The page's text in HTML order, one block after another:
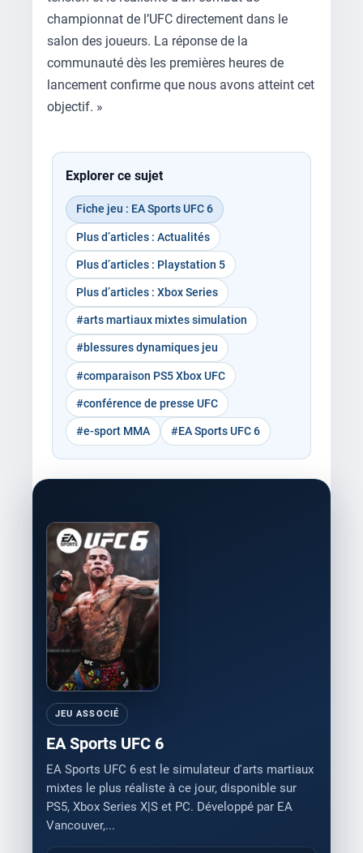
championnat de l’UFC directement dans le
salon des joueurs. La réponse de la
communauté dès les premières heures de
lancement confirme que nous avons atteint cet
objectif. »
Explorer ce sujet
Fiche jeu : EA Sports UFC 6
Plus d’articles : Actualités
Plus d’articles : Playstation 5
Plus d’articles : Xbox Series
#arts martiaux mixtes simulation
#blessures dynamiques jeu
#comparaison PS5 Xbox UFC
#conférence de presse UFC
#e-sport MMA #EA Sports UFC 6
JEU ASSOCIÉ
EA Sports UFC 6
EA Sports UFC 6 est le simulateur d'arts martiaux
mixtes le plus réaliste à ce jour, disponible sur
PS5, Xbox Series X|S et PC. Développé par EA
Vancouver,...